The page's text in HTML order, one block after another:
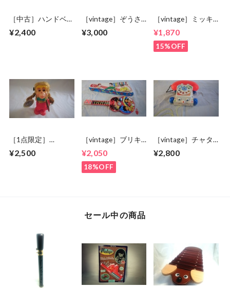
［中古］ハンドベ
8音
¥2,400
［vintage］ぞうさ
¥3,000
［vintage］ミッキ
¥1,870
15%OFF
［1点限定］
MUSICAL MONKEY
¥2,500
［vintage］ブリキ
ウクレレ
¥2,050
18%OFF
［vintage］チャタ
ーフォン
¥2,800
セール中の商品